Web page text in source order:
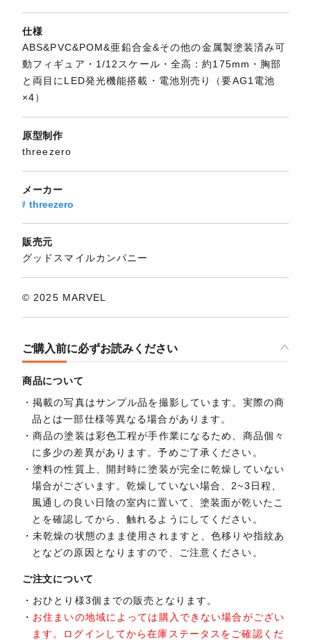
仕様
ABS&PVC&POM&亜鉛合金&その他の金属製塗装済み可
動フィギュア・1/12スケール・全高：約175mm・胸部
と両目にLED発光機能搭載・電池別売り（要AG1電池
×4）
原型制作
threezero
メーカー
threezero
販売元
グッドスマイルカンパニー
© 2025 MARVEL
ご購入前に必ずお読みください
商品について
掲載の写真はサンプル品を撮影しています。実際の商
品とは一部仕様等異なる場合があります。
商品の塗装は彩色工程が手作業になるため、商品個々
に多少の差異があります。予めご了承ください。
塗料の性質上、開封時に塗装が完全に乾燥していない
場合がございます。乾燥していない場合、2~3日程、
風通しの良い日陰の室内に置いて、塗装面が乾いたこ
とを確認してから、触れるようにしてください。
未乾燥の状態のまま使用されますと、色移りや指紋あ
となどの原因となりますので、ご注意ください。
ご注文について
おひとり様3個までの販売となります。
お住まいの地域によっては購入できない場合がござい
ます。ログインしてから在庫ステータスをご確認くだ